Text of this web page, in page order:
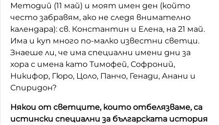
Методий (11 май) и моят имен ден (който
често забравям, ако не следя внимателно
календара): св. Константин и Елена, на 21 май.
Има и куп много по-малко известни светци.
Знаеше ли, че има специални имени дни за
хора с имена като Тимофей, Софроний,
Никифор, Гюро, Цоло, Панчо, Генади, Анани и
Спиридон?
Някои от светците, които отбелязваме, са
истински специални за българската история